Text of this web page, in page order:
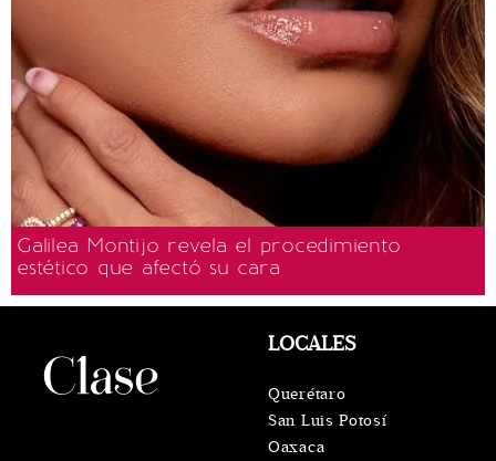
Galilea Montijo revela el procedimiento
estético que afectó su cara
LOCALES
Querétaro
San Luis Potosí
Oaxaca